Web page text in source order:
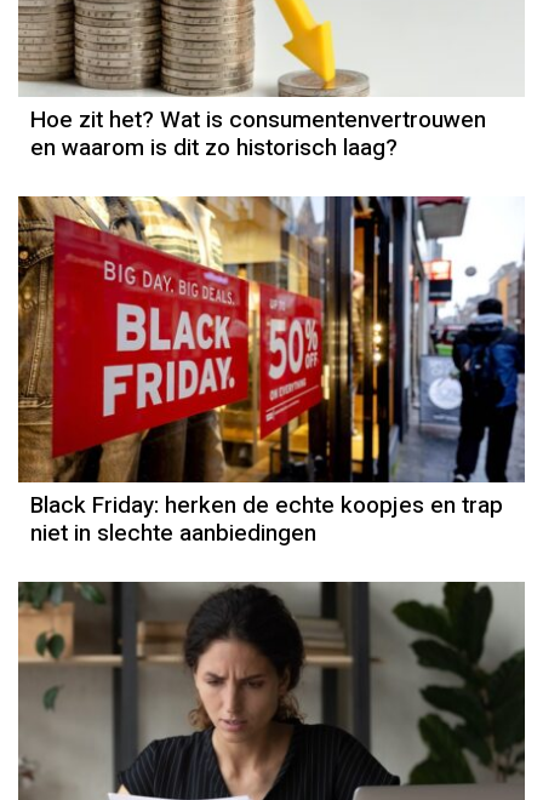
Hoe zit het? Wat is consumentenvertrouwen
en waarom is dit zo historisch laag?
Black Friday: herken de echte koopjes en trap
niet in slechte aanbiedingen